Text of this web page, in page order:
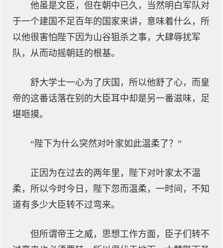
他虽是文臣，但在朝中已久，当然明白军队对
于一个建国不足百年的国家来讲，意味着什么，所
以他很害怕陛下因为山谷狙杀之事，大肆辱扰军
队，从而动摇朝廷的根基。
舒大学士一心为了庆国，所以他舒了心，而皇
帝的这番话落在别的大臣耳中却是另一番滋味，足
堪咂摸。
“陛下为什么突然对叶家如此温柔了？”
正因为在过去的两年里，陛下对叶家太不温
柔，所以今时今日，陛下忽而温柔，一时间，不知
道有多少大臣转不过弯来。
但所谓帝王之威，思想工作方面，臣子们转不